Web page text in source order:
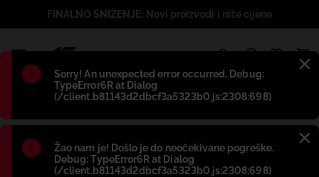
Błąd:
Sorry! An unexpected error occurred. Debug:
TypeError6R at Dialog
(/client.b81143d2dbcf3a5323b0.js:2308:698)
Błąd:
Žao nam je! Došlo je do neočekivane pogreške.
Debug: TypeError6R at Dialog
(/client.b81143d2dbcf3a5323b0.js:2308:698)
FINALNO SNIŽENJE: Novi proizvodi i niže cijene